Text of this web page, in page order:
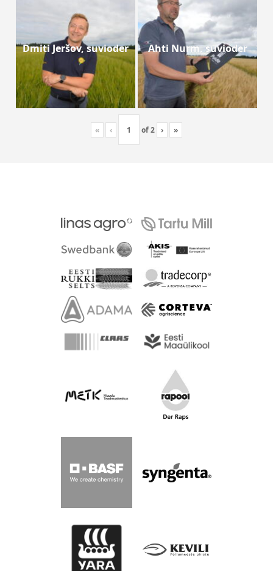
Dmiti Jeršov, suvioder Ahti Nurm, suvioder
« ‹ of2 › »